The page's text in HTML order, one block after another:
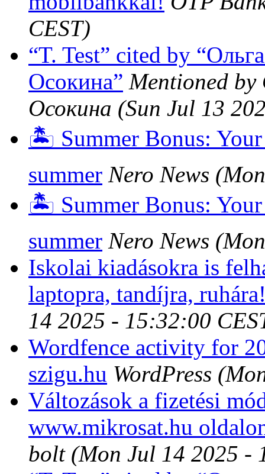
CEST)
“T. Test” cited by
Осокина” Mentioned by
Осокина (Sun Jul 13
🏝️ Summer Bonus:
summer Nero News
🏝️ Summer Bonus:
summer Nero News
Iskolai kiadásokra is
laptopra, tandíjra,
14 2025 - 15:32:00
Wordfence activity for
szigu.hu WordPress
Változások a fizetési
www.mikrosat.hu
bolt (Mon Jul 14 2025 -